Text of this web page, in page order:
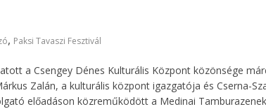
, Paksi Tavaszi Fesztivál
a Csengey Dénes Kulturális Központ közönsége
Zalán, a kulturális központ igazgatója és Cserna-
előadáson közreműködött a Medinai